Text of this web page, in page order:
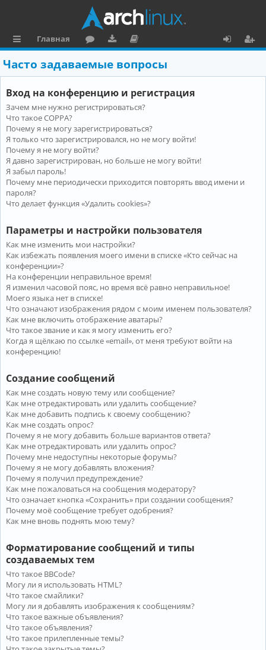
ы
л
к
и
Главная
ру
м
ру
зк
и
ку
м
е
н
та
ц
и
я
о
и
Часто задаваемые вопросы
Вход на конференцию и регистрация
Зачем мне нужно регистрироваться?
Что такое COPPA?
Почему я не могу зарегистрироваться?
Я только что зарегистрировался, но не могу войти!
Почему я не могу войти?
Я давно зарегистрирован, но больше не могу войти!
Я забыл пароль!
Почему мне периодически приходится повторять ввод имени и
пароля?
Что делает функция «Удалить cookies»?
Параметры и настройки пользователя
Как мне изменить мои настройки?
Как избежать появления моего имени в списке «Кто сейчас на
конференции»?
На конференции неправильное время!
Я изменил часовой пояс, но время всё равно неправильное!
Моего языка нет в списке!
Что означают изображения рядом с моим именем пользователя?
Как мне включить отображение аватары?
Что такое звание и как я могу изменить его?
Когда я щёлкаю по ссылке «email», от меня требуют войти на
конференцию!
Создание сообщений
Как мне создать новую тему или сообщение?
Как мне отредактировать или удалить сообщение?
Как мне добавить подпись к своему сообщению?
Как мне создать опрос?
Почему я не могу добавить больше вариантов ответа?
Как мне отредактировать или удалить опрос?
Почему мне недоступны некоторые форумы?
Почему я не могу добавлять вложения?
Почему я получил предупреждение?
Как мне пожаловаться на сообщения модератору?
Что означает кнопка «Сохранить» при создании сообщения?
Почему моё сообщение требует одобрения?
Как мне вновь поднять мою тему?
Форматирование сообщений и типы
создаваемых тем
Что такое BBCode?
Могу ли я использовать HTML?
Что такое смайлики?
Могу ли я добавлять изображения к сообщениям?
Что такое важные объявления?
Что такое объявления?
Что такое прилепленные темы?